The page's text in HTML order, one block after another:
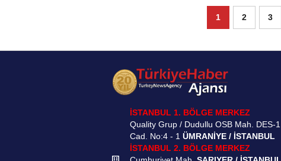
1 2 3
İSTANBUL 1. BÖLGE MERKEZ
Quality Grup / Dudullu OSB Mah. DES-1
Cad. No:4 - 1 ÜMRANİYE / İSTANBUL
İSTANBUL 2. BÖLGE MERKEZ